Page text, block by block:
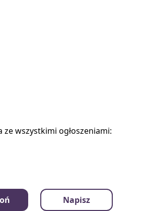
wszystkimi ogłoszeniami:
Napisz